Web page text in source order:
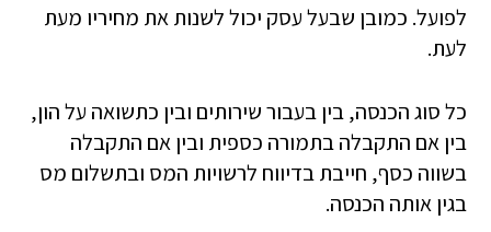
לפועל. כמובן שבעל עסק יכול לשנות את מחיריו מעת
לעת.
כל סוג הכנסה, בין בעבור שירותים ובין כתשואה על הון,
בין אם התקבלה בתמורה כספית ובין אם התקבלה
בשווה כסף, חייבת בדיווח לרשויות המס ובתשלום מס
בגין אותה הכנסה.